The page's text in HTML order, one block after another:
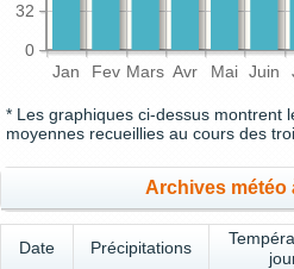
Jan Fev Mars Avr Mai Juin
0
32
* Les graphiques ci-dessus montrent
moyennes recueillies au cours des
Archives météo
Date Précipitations